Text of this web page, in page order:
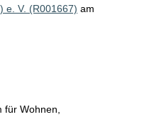
e. V. (R001667) am
für Wohnen,